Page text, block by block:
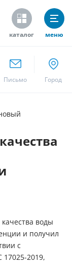
каталог меню
Да
воды
и получил
с
17025-2019,